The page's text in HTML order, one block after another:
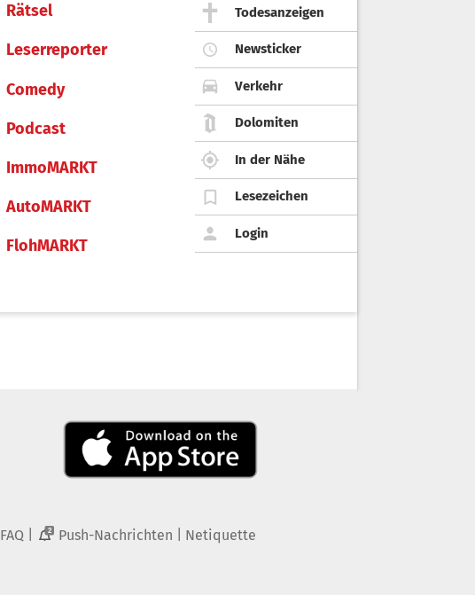
Rätsel
Leserreporter
Comedy
Podcast
ImmoMARKT
AutoMARKT
FlohMARKT
Todesanzeigen
Newsticker
Verkehr
Dolomiten
In der Nähe
Lesezeichen
Login
FAQ 2 Push-Nachrichten Netiquette